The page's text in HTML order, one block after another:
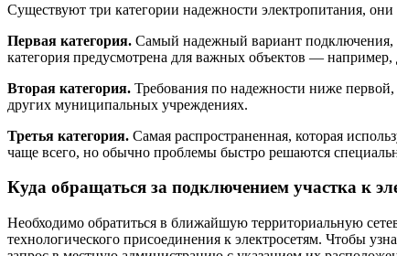
Существуют три категории надежности электропитания, они
Первая категория. Самый надежный вариант подключения,
категория предусмотрена для важных объектов —
Вторая категория. Требования по надежности ниже
других муниципальных учреждениях.
Третья категория. Самая распространенная, которая
чаще всего, но обычно проблемы быстро решаются
Куда обращаться за подключением участка к
Необходимо обратиться в ближайшую территориальную
технологического присоединения к электросетям. Чтобы